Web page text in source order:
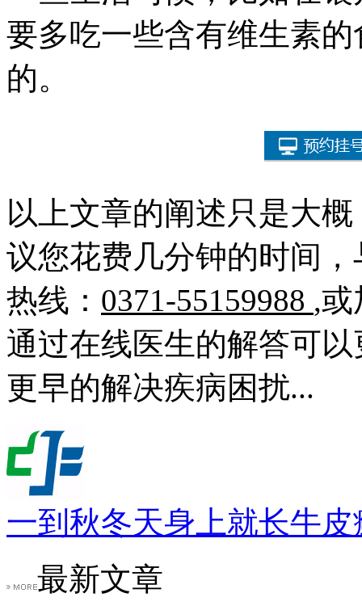
要多吃一些含有维生素
的。
以上文章的阐述只是大
议您花费几分钟的时间，
热线： 0371-55159988 ,或
通过在线医生的解答可
更早的解决疾病困扰...
一到秋冬天身上就长牛皮
最新文章